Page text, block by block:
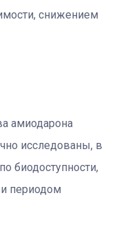
снижением
амиодарона
исследованы, в
биодоступности,
периодом